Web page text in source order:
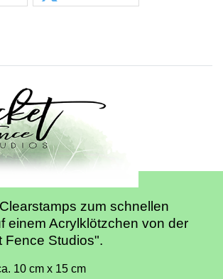
zum schnellen
einem Acrylklötzchen von der
Fence Studios".
10 cm x 15 cm